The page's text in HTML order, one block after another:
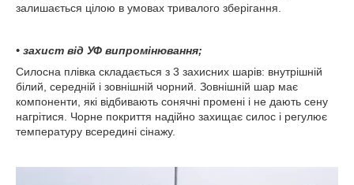
залишається цілою в умовах тривалого зберігання.
• захист від УФ випромінювання;
Силосна плівка складається з 3 захисних шарів: внутрішній
білий, середній і зовнішній чорний. Зовнішній шар має
компоненти, які відбивають сонячні промені і не дають сену
нагрітися. Чорне покриття надійно захищає силос і регулює
температуру всередині сінажу.